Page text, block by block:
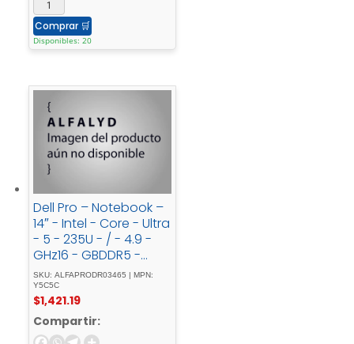
Comprar 🛒
Disponibles: 20
Dell Pro – Notebook –
14″ - Intel - Core - Ultra
- 5 - 235U - / - 4.9 -
GHz16 - GBDDR5 -
SDRAM512 - GB -
SSDNoneIntegrated -
Intel -
GraphicsWindows - 11
- ProSilverSpanish
SKU: ALFAPRODR03465 | MPN:
Y5C5C
$1,421.19
Compartir: